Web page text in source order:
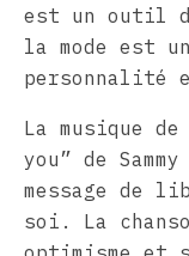
est un outil
la mode est
personnalité
La musique
you” de
message de
soi. La